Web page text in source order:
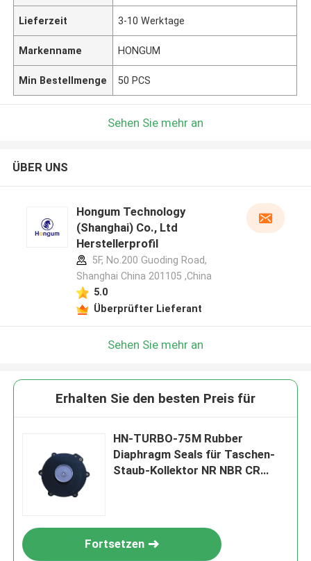
Lieferzeit 3-10 Werktage
Markenname HONGUM
Min Bestellmenge 50 PCS
Sehen Sie mehr an
ÜBER UNS
Hongum Technology
(Shanghai) Co., Ltd
Herstellerprofil
5F, No.200 Guoding Road,
Shanghai China 201105 ,China
5.0
Überprüfter Lieferant
Sehen Sie mehr an
Erhalten Sie den besten Preis für
HN-TURBO-75M Rubber
Diaphragm Seals für Taschen-
Staub-Kollektor NR NBR CR
Fortsetzen